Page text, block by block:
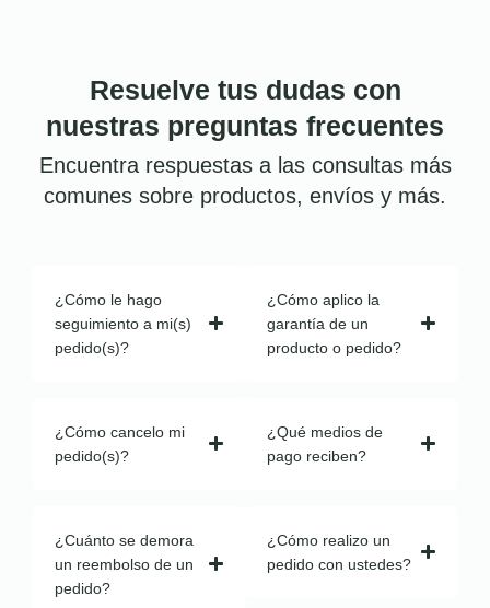
Resuelve tus dudas con
nuestras preguntas frecuentes
Encuentra respuestas a las consultas más
comunes sobre productos, envíos y más.
¿Cómo le hago
seguimiento a mi(s)
pedido(s)?
¿Cómo cancelo mi
pedido(s)?
¿Cuánto se demora
un reembolso de un
pedido?
¿Cómo aplico la
garantía de un
producto o pedido?
¿Qué medios de
pago reciben?
¿Cómo realizo un
pedido con ustedes?